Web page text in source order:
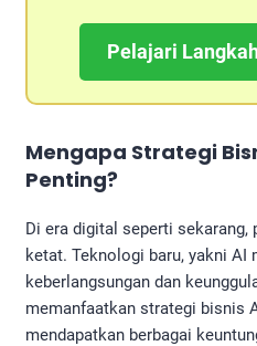
Pelajari
Mengapa Strategi
Penting?
Di era digital seperti
ketat. Teknologi baru, yakni
keberlangsungan dan
memanfaatkan strategi bisnis
mendapatkan berbagai